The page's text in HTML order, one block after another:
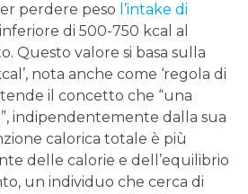
perdere peso l’intake di
di 500-750 kcal al
Questo valore si basa sulla
nota anche come ‘regola di
il concetto che “una
indipendentemente dalla sua
calorica totale è più
delle calorie e dell’equilibrio
un individuo che cerca di